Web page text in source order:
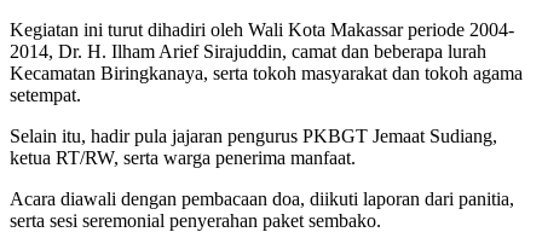
Kegiatan ini turut dihadiri oleh Wali Kota Makassar periode 2004-
2014, Dr. H. Ilham Arief Sirajuddin, camat dan beberapa lurah
Kecamatan Biringkanaya, serta tokoh masyarakat dan tokoh agama
setempat.
Selain itu, hadir pula jajaran pengurus PKBGT Jemaat Sudiang,
ketua RT/RW, serta warga penerima manfaat.
Acara diawali dengan pembacaan doa, diikuti laporan dari panitia,
serta sesi seremonial penyerahan paket sembako.